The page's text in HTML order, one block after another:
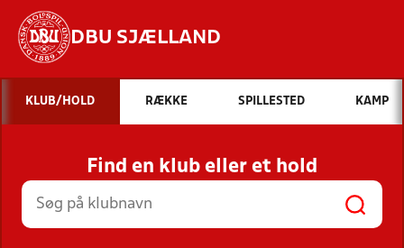
DBU SJÆLLAND
Hvad vil du søge efter?
INDHOLD OG NYHEDER
STILLINGER, RESULTATER, KLUBBER OG
HOLD
KLUB/HOLD RÆKKE SPILLESTED KAMP
Find en klub eller et hold